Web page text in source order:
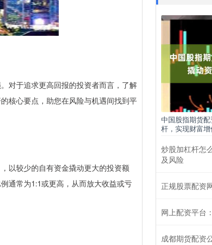
对于追求更高回报的投资者而言，了解
核心要点，助您在风险与机遇间找到平
以较少的自有资金撬动更大的投资额
通常为1:1或更高，从而放大收益或亏
中国股指期货
杆，实现财富增
炒股加杠杆怎
及风险
正规股票配资
网上配资平台
成都期货配资